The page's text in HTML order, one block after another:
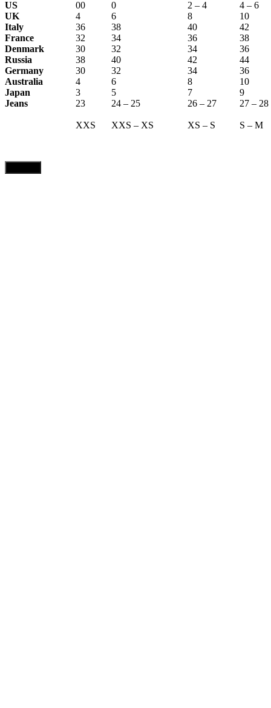
US
00 0 2 – 4
4 – 6
UK
4 6 8
10
Italy
36 38 40
42
France
32 34 36
38
Denmark
30 32 34
36
Russia
38 40 42
44
Germany
30 32 34
36
Australia
4 6 8
10
Japan
3 5 7
9
Jeans
23 24 – 25 26 – 27 27 – 28
XXS XXS – XS XS – S S – M